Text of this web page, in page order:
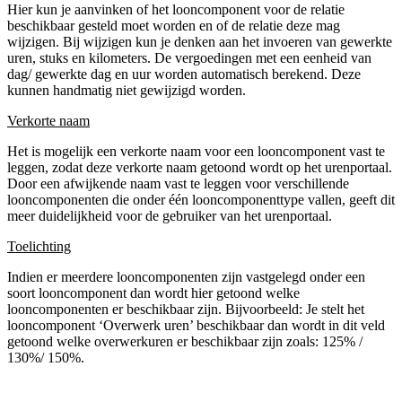
Hier kun je aanvinken of het looncomponent voor de relatie
beschikbaar gesteld moet worden en of de relatie deze mag
wijzigen. Bij wijzigen kun je denken aan het invoeren van gewerkte
uren, stuks en kilometers. De vergoedingen met een eenheid van
dag/ gewerkte dag en uur worden automatisch berekend. Deze
kunnen handmatig niet gewijzigd worden.
Verkorte naam
Het is mogelijk een verkorte naam voor een looncomponent vast te
leggen, zodat deze verkorte naam getoond wordt op het urenportaal.
Door een afwijkende naam vast te leggen voor verschillende
looncomponenten die onder één looncomponenttype vallen, geeft dit
meer duidelijkheid voor de gebruiker van het urenportaal.
Toelichting
Indien er meerdere looncomponenten zijn vastgelegd onder een
soort looncomponent dan wordt hier getoond welke
looncomponenten er beschikbaar zijn. Bijvoorbeeld: Je stelt het
looncomponent ‘Overwerk uren’ beschikbaar dan wordt in dit veld
getoond welke overwerkuren er beschikbaar zijn zoals: 125% /
130%/ 150%.